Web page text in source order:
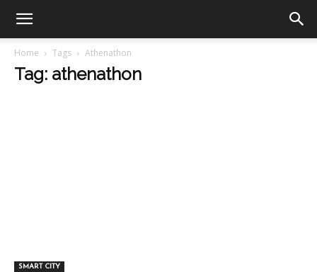
Home Tags Athenathon
Tag: athenathon
SMART CITY